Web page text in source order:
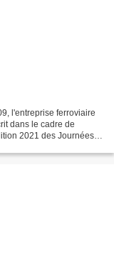
l'entreprise ferroviaire
dans le cadre de
2021 des Journées